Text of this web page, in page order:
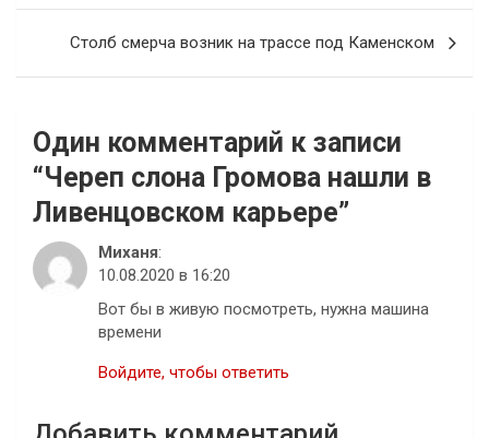
Столб смерча возник на трассе под Каменском
Один комментарий к записи
“Череп слона Громова нашли в
Ливенцовском карьере”
Миханя:
10.08.2020 в 16:20
Вот бы в живую посмотреть, нужна машина
времени
Войдите, чтобы ответить